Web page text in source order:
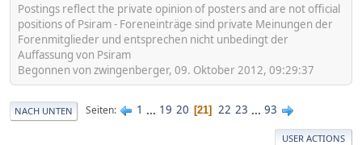
Postings reflect the private opinion of posters and are not official
positions of Psiram - Foreneinträge sind private Meinungen der
Forenmitglieder und entsprechen nicht unbedingt der
Auffassung von Psiram
Begonnen von zwingenberger, 09. Oktober 2012, 09:29:37
NACH UNTEN Seiten 1 ... 19 20 21 22 23 ... 93
USER ACTIONS